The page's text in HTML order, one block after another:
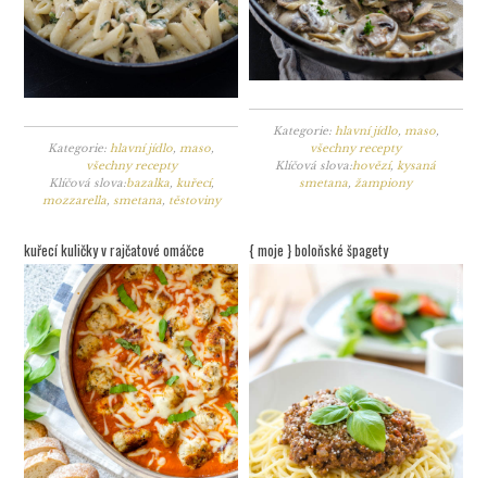
Kategorie: hlavní jídlo maso
všechny recepty
Klíčová slova:bazalka, kuřecí,
mozzarella, smetana, těstoviny
Kategorie: hlavní jídlo, maso,
všechny recepty
Klíčová slova:hovězí,kysaná
smetana,žampiony
kuřecí kuličky v rajčatové omáčce { moje } boloňské špagety